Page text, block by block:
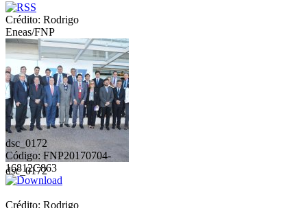
Crédito: Rodrigo
Eneas/FNP
dsc_0172
dsc_0172
Código: FNP20170704-
16812C863
Crédito: Rodrigo